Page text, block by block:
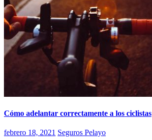
Cómo adelantar correctamente a los ciclistas
febrero 18, 2021 Seguros Pelayo